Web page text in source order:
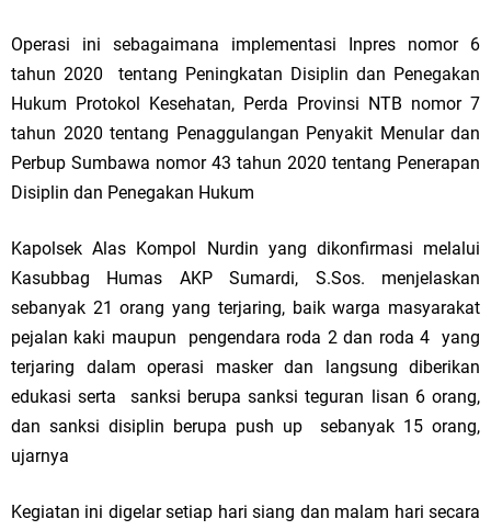
Operasi ini sebagaimana implementasi Inpres nomor 6
tahun 2020 tentang Peningkatan Disiplin dan Penegakan
Hukum Protokol Kesehatan, Perda Provinsi NTB nomor 7
tahun 2020 tentang Penaggulangan Penyakit Menular dan
Perbup Sumbawa nomor 43 tahun 2020 tentang Penerapan
Disiplin dan Penegakan Hukum
Kapolsek Alas Kompol Nurdin yang dikonfirmasi melalui
Kasubbag Humas AKP Sumardi, S.Sos. menjelaskan
sebanyak 21 orang yang terjaring, baik warga masyarakat
pejalan kaki maupun pengendara roda 2 dan roda 4 yang
terjaring dalam operasi masker dan langsung diberikan
edukasi serta sanksi berupa sanksi teguran lisan 6 orang,
dan sanksi disiplin berupa push up sebanyak 15 orang,
ujarnya
Kegiatan ini digelar setiap hari siang dan malam hari secara